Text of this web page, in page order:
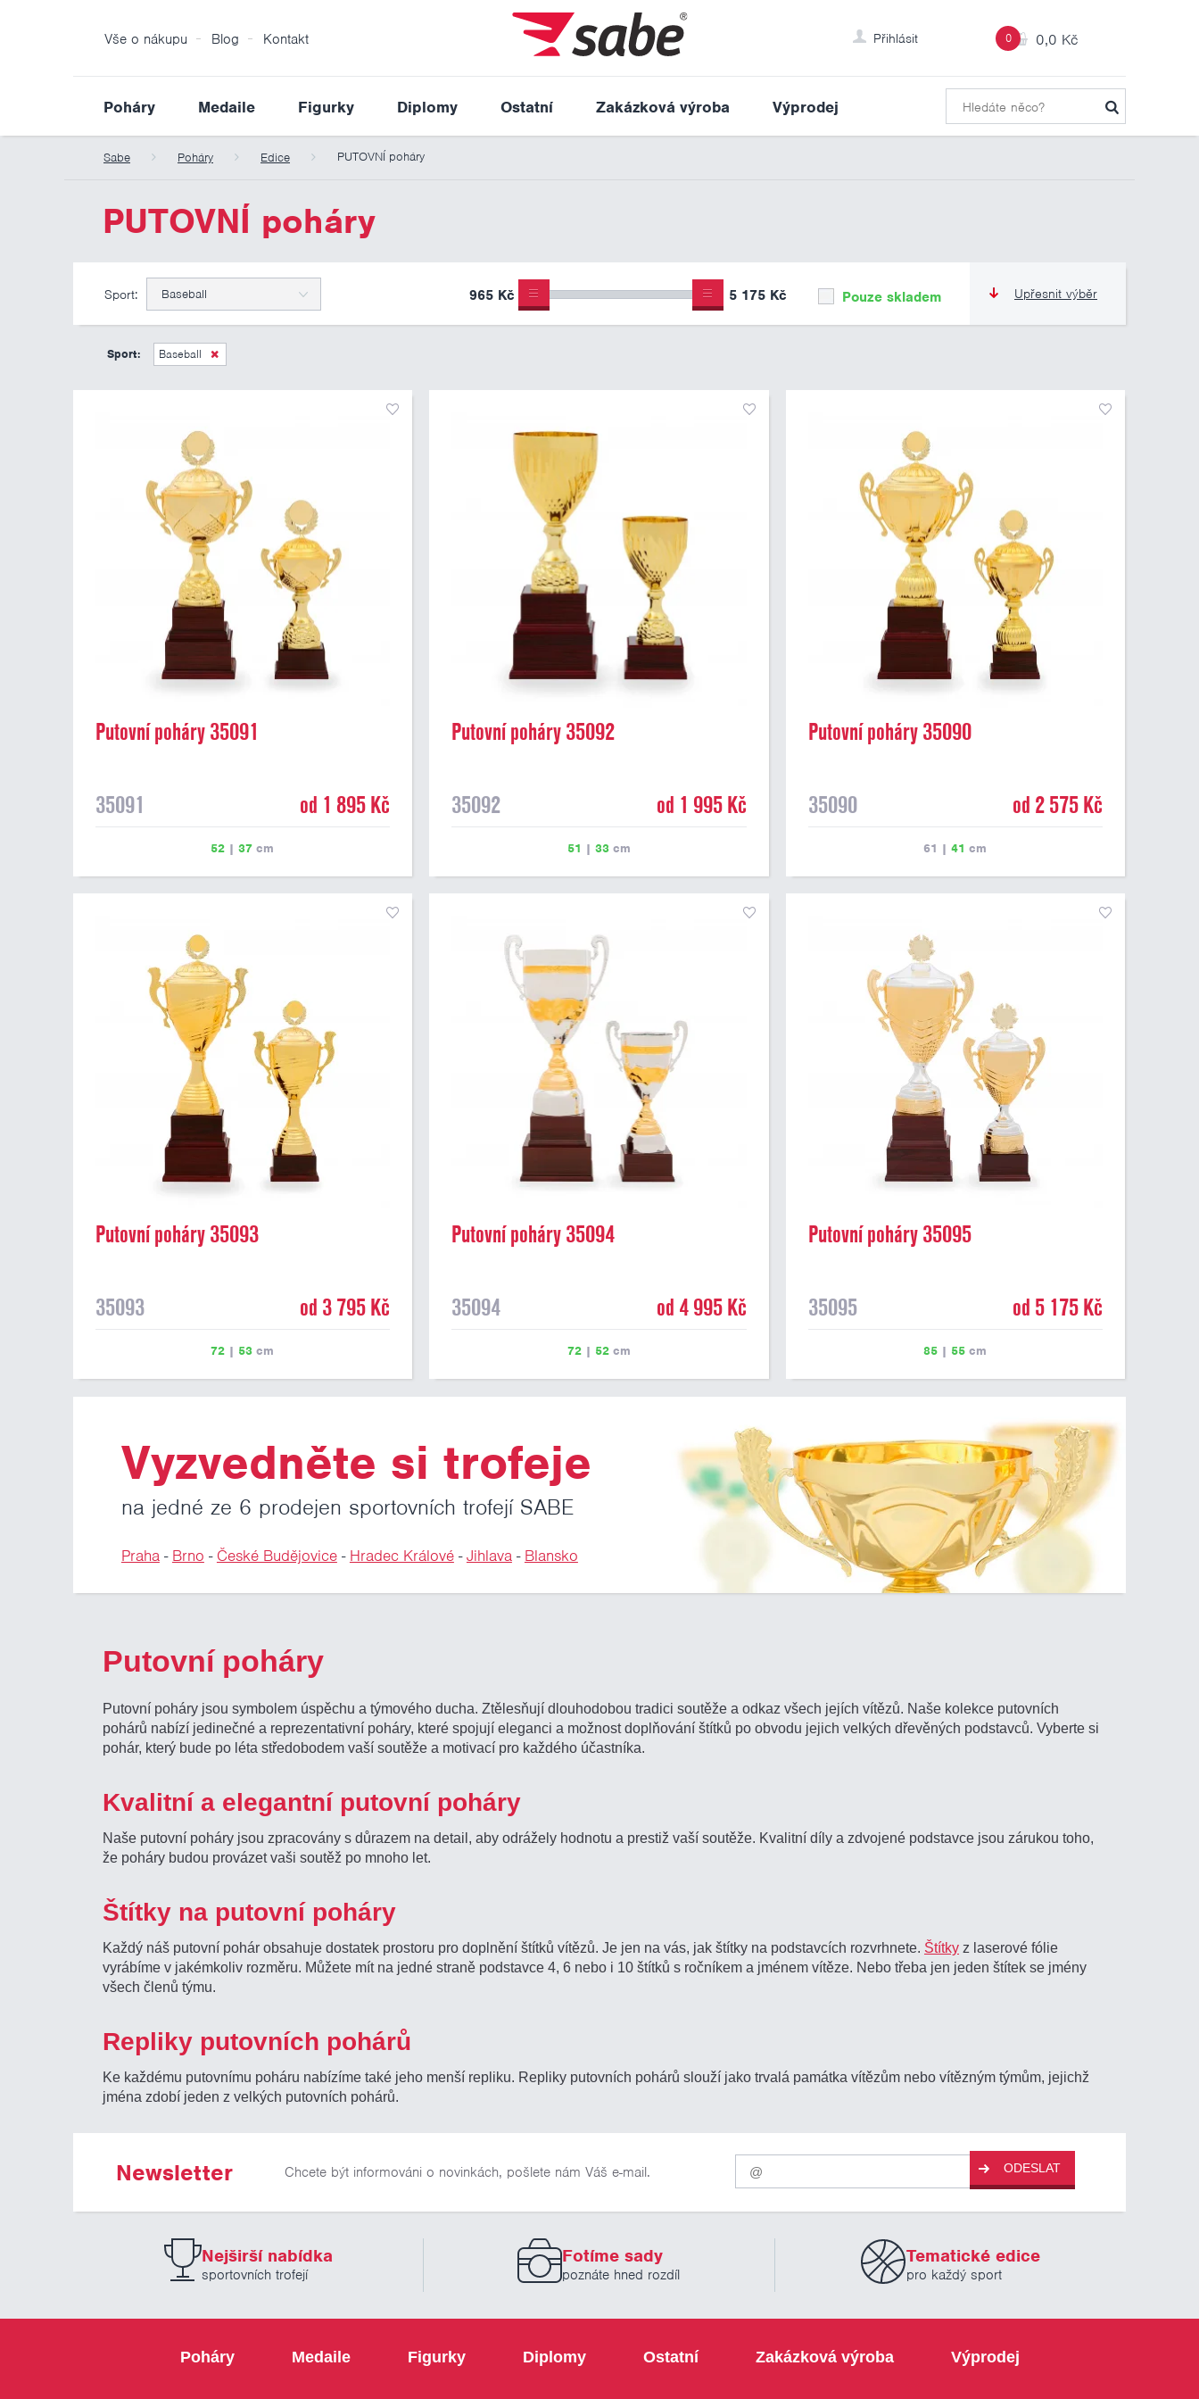
0 0,0 Kč
Přihlásit
Vše o nákupu Blog Kontakt
Poháry Medaile Figurky Diplomy Ostatní Zakázková výroba Výprodej
Sabe Poháry Edice PUTOVNÍ poháry
PUTOVNÍ poháry
Upřesnit výběr
Sport: Baseball Pouze skladem
965 Kč 5 175 Kč
Sport: Baseball
Putovní poháry 35091
35091 od 1 895 Kč
52 |37 cm
Putovní poháry 35092
35092 od 1 995 Kč
51 | 33cm
Putovní poháry 35090
35090 od 2 575 Kč
61 |41 cm
Putovní poháry 35093
35093 od 3 795 Kč
72 | 53 cm
Putovní poháry 35094
35094 od 4 995 Kč
72| 52cm
Putovní poháry 35095
35095 od 5 175 Kč
85 | 55 cm
Vyzvedněte si trofeje
na jedné ze 6 prodejen sportovních trofejí SABE
Praha- Brno - České Budějovice- Hradec Králové-Jihlava- Blansko
Putovní poháry
Putovní poháry jsou symbolem úspěchu a týmového ducha. Ztělesňují dlouhodobou tradici soutěže a odkaz všech jejích vítězů. Naše kolekce putovních
pohárů nabízí jedinečné a reprezentativní poháry, které spojují eleganci a možnost doplňování štítků po obvodu jejich velkých dřevěných podstavců. Vyberte si
pohár, který bude po léta středobodem vaší soutěže a motivací pro každého účastníka.
Kvalitní a elegantní putovní poháry
Naše putovní poháry jsou zpracovány s důrazem na detail, aby odrážely hodnotu a prestiž vaší soutěže. Kvalitní díly a zdvojené podstavce jsou zárukou toho,
že poháry budou provázet vaši soutěž po mnoho let.
Štítky na putovní poháry
Každý náš putovní pohár obsahuje dostatek prostoru pro doplnění štítků vítězů. Je jen na vás, jak štítky na podstavcích rozvrhnete. Štítkyz laserové fólie
vyrábíme v jakémkoliv rozměru. Můžete mít na jedné straně podstavce 4, 6 nebo i 10 štítků s ročníkem a jménem vítěze. Nebo třeba jen jeden štítek se jmény
všech členů týmu.
Repliky putovních pohárů
Ke každému putovnímu poháru nabízíme také jeho menší repliku. Repliky putovních pohárů slouží jako trvalá památka vítězům nebo vítězným týmům, jejichž
jména zdobí jeden z velkých putovních pohárů.
Newsletter Chcete být informováni o novinkách, pošlete nám Váš e-mail.
Pro
odběr
našich
novinek
ODESLAT
Nejširší nabídka
sportovních trofejí
Fotíme sady
poznáte hned rozdíl
Tematické edice
pro každý sport
Poháry Medaile Figurky Diplomy Ostatní Zakázková výroba Výprodej